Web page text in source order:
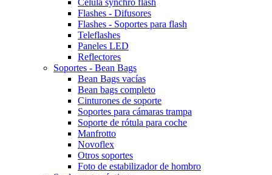
Celula synchro flash
Flashes - Difusores
Flashes - Soportes para flash
Teleflashes
Paneles LED
Reflectores
Soportes - Bean Bags
Bean Bags vacías
Bean bags completo
Cinturones de soporte
Soportes para cámaras trampa
Soporte de rótula para coche
Manfrotto
Novoflex
Otros soportes
Foto de estabilizador de hombro